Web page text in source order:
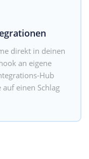
direkt in deinen
an eigene
Hub
einen Schlag